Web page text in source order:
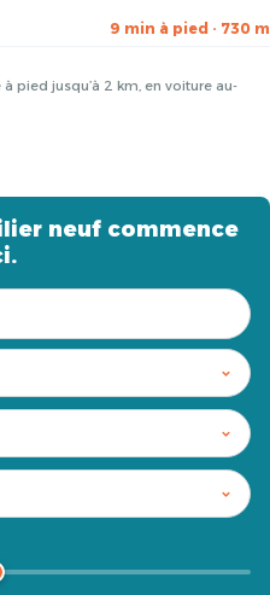
9 min à pied · 730 m
pied jusqu’à 2 km, en voiture au-
neuf commence